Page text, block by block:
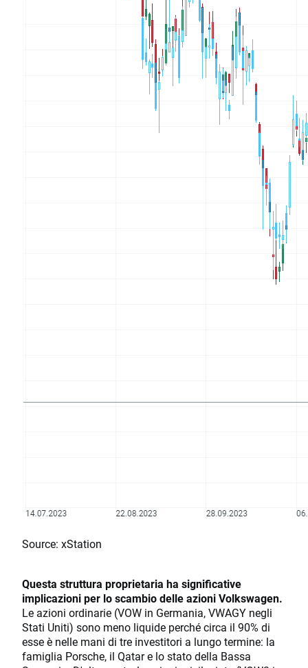
Source: xStation
Questa struttura proprietaria ha significative
implicazioni per lo scambio delle azioni Volkswagen.
Le azioni ordinarie (VOW in Germania, VWAGY negli
Stati Uniti) sono meno liquide perché circa il 90% di
esse è nelle mani di tre investitori a lungo termine: la
famiglia Porsche, il Qatar e lo stato della Bassa